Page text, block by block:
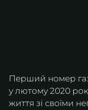
Перший номер
у лютому 2020
життя зі своїми